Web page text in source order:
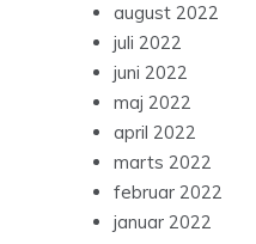
august 2022
juli 2022
juni 2022
maj 2022
april 2022
marts 2022
februar 2022
januar 2022